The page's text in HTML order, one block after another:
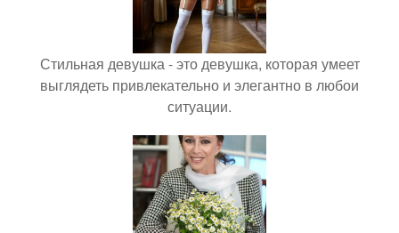
Стильная девушка - это девушка, которая умеет
выглядеть привлекательно и элегантно в любои
ситуации.